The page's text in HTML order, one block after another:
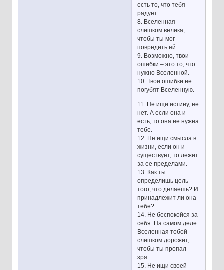
есть то, что тебя
радует.
8. Вселенная
слишком велика,
чтобы ты мог
повредить ей.
9. Возможно, твои
ошибки – это то, что
нужно Вселенной.
10. Твои ошибки не
погубят Вселенную.
11. Не ищи истину, ее
нет. А если она и
есть, то она не нужна
тебе.
12. Не ищи смысла в
жизни, если он и
существует, то лежит
за ее пределами.
13. Как ты
определишь цель
того, что делаешь? И
принадлежит ли она
тебе?…
14. Не беспокойся за
себя. На самом деле
Вселенная тобой
слишком дорожит,
чтобы ты пропал
зря.
15. Не ищи своей